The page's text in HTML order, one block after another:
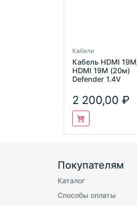
Кабели
Кабель HDMI
HDMI 19M (20м)
Defender 1.4V
2 200,00
Покупателям
Каталог
Способы оплаты